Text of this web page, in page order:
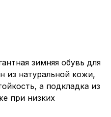
зимняя обувь для
из натуральной кожи,
а подкладка из
при низких